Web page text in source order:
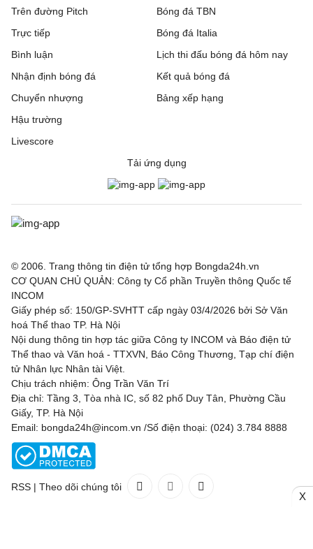
Trên đường Pitch
Trực tiếp
Bóng đá TBN
Bóng đá Italia
Bình luận
Nhận định bóng đá
Chuyển nhượng
Hậu trường
Livescore
Lịch thi đấu bóng đá hôm nay
Kết quả bóng đá
Bảng xếp hạng
Tải ứng dụng
© 2006. Trang thông tin điện tử tổng hợp Bongda24h.vn
CƠ QUAN CHỦ QUẢN: Công ty Cổ phần Truyền thông Quốc tế
INCOM
Giấy phép số: 150/GP-SVHTT cấp ngày 03/4/2026 bởi Sở Văn
hoá Thể thao TP. Hà Nội
Nội dung thông tin hợp tác giữa Công ty INCOM và Báo điện tử
Thể thao và Văn hoá - TTXVN, Báo Công Thương, Tạp chí điện
tử Nhân lực Nhân tài Việt.
Chịu trách nhiệm: Ông Trần Văn Trí
Địa chỉ: Tầng 3, Tòa nhà IC, số 82 phố Duy Tân, Phường Cầu
Giấy, TP. Hà Nội
Email: bongda24h@incom.vn /Số điện thoại: (024) 3.784 8888
RSS | Theo dõi chúng tôi
X